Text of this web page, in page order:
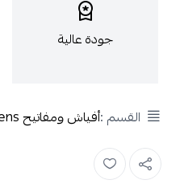
جودة عالية
القسم :أفياش ومفاتيح Siemens